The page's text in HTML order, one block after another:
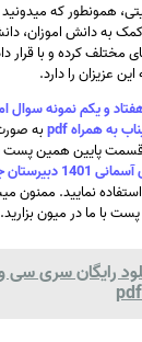
همونطور که
به دانش اموزان،
کرده و با قرار
عزیزان را دارد.
و یکم نمونه سوال
به صورت
قسمت پایین همین پست
نمونه سوال امتحانی
نمایید. ممنون
با ما در میون بزارید.
رایگان سری